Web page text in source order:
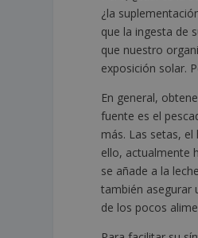
¿la
que la ingesta de
que nuestro
exposición solar.
En general,
fuente es el
más. Las setas,
ello, actualmente
se añade a la
también asegurar
de los pocos